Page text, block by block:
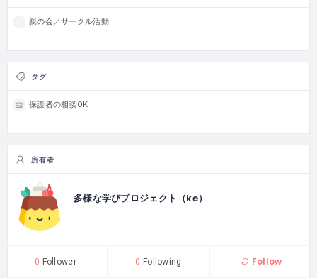
親の会／サークル活動
タグ
保護者の相談OK
所有者
多様な学びプロジェクト（ke）
0 Follower 0 Following Follow